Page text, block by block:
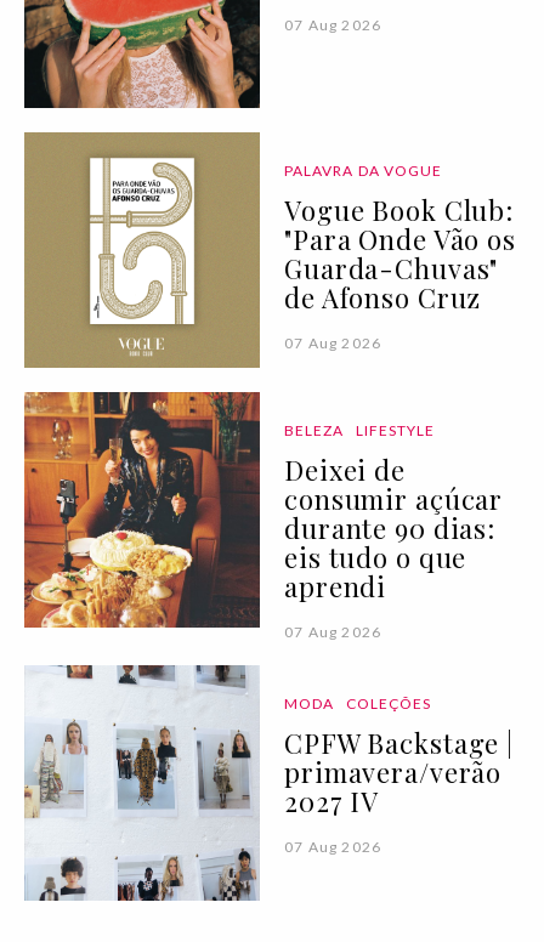
07 Aug 2026
PALAVRA DA VOGUE
Vogue Book Club:
"Para Onde Vão os
Guarda-Chuvas"
de Afonso Cruz
07 Aug 2026
BELEZA LIFESTYLE
Deixei de
consumir açúcar
durante 90 dias:
eis tudo o que
aprendi
07 Aug 2026
MODA COLEÇÕES
CPFW Backstage |
primavera/verão
2027 IV
07 Aug 2026